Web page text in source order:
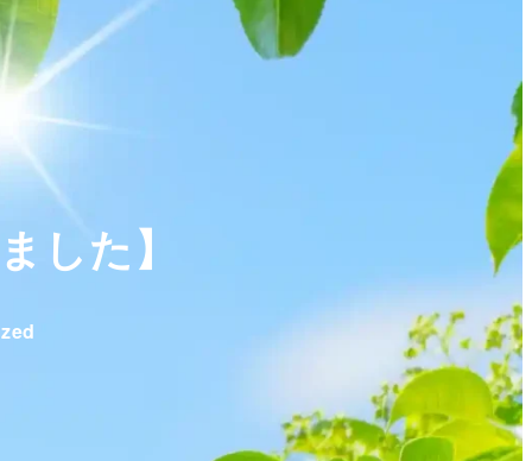
した】